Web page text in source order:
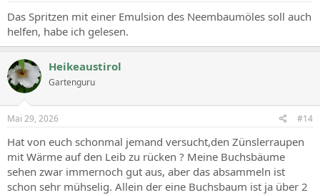
Das Spritzen mit einer Emulsion des Neembaumöles soll auch
helfen, habe ich gelesen.
Heikeaustirol
Gartenguru
Mai 29, 2026 #14
Hat von euch schonmal jemand versucht,den Zünslerraupen
mit Wärme auf den Leib zu rücken ? Meine Buchsbäume
sehen zwar immernoch gut aus, aber das absammeln ist
schon sehr mühselig. Allein der eine Buchsbaum ist ja über 2